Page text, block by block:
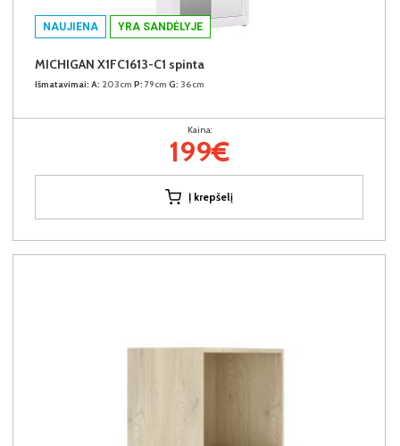
NAUJIENA YRA SANDĖLYJE
MICHIGAN X1FC1613-C1 spinta
Išmatavimai: A: 203cm P: 79cm G: 36cm
Kaina:
199€
Į krepšelį